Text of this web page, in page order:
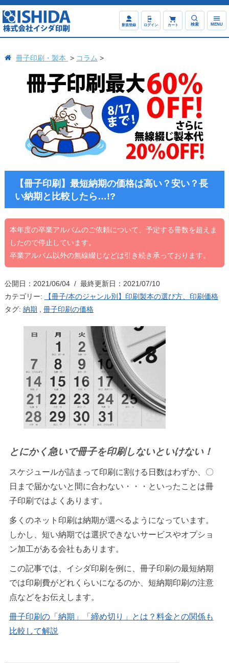
新規登録 ログイン カート 検索 MENU
冊子印刷・製本 コラム
【冊子印刷】最短納期の価格は高い？安い？長
い納期と比較したら…!?
本年度の卒業アルバムのご依頼について、予定する冊数を超えま
したので停止しています。
卒業アルバム以外の無線綴じなどは引き続き承っております。
公開日：2021/06/04 / 最終更新日：2021/07/10
カテゴリー:
【冊子/本のジャンル別】印刷製本の選び方、印刷価格
タグ: 納期 冊子印刷の価格
とにかく急いで冊子を印刷しないといけない！
スケジュールが詰まって印刷に割ける日数はわずか、〇
日まで届かないと間に合わない・・・といったことは冊
子印刷ではよくあります。
多くのネット印刷は納期が選べるようになっています。
しかし、短い納期では選択できないサービスやオプショ
ン加工がある会社もあります。
この記事では、イシダ印刷を例に、冊子印刷の最短納期
では印刷費がどれくらいになるのか、短納期印刷の注意
点などをお伝えします。
冊子印刷の「納期」「締め切り」とは？料金との関係も
比較して解説